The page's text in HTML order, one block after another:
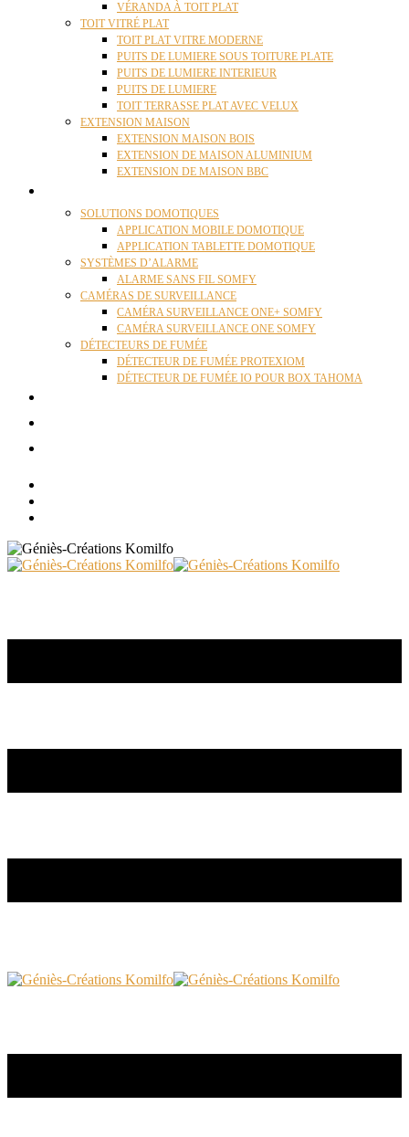
VÉRANDA À TOIT PLAT
TOIT VITRÉ PLAT
TOIT PLAT VITRE MODERNE
PUITS DE LUMIERE SOUS TOITURE PLATE
PUITS DE LUMIERE INTERIEUR
PUITS DE LUMIERE
TOIT TERRASSE PLAT AVEC VELUX
EXTENSION MAISON
EXTENSION MAISON BOIS
EXTENSION DE MAISON ALUMINIUM
EXTENSION DE MAISON BBC
SOLUTIONS DOMOTIQUES
APPLICATION MOBILE DOMOTIQUE
APPLICATION TABLETTE DOMOTIQUE
SYSTÈMES D’ALARME
ALARME SANS FIL SOMFY
CAMÉRAS DE SURVEILLANCE
CAMÉRA SURVEILLANCE ONE+ SOMFY
CAMÉRA SURVEILLANCE ONE SOMFY
DÉTECTEURS DE FUMÉE
DÉTECTEUR DE FUMÉE PROTEXIOM
DÉTECTEUR DE FUMÉE IO POUR BOX TAHOMA